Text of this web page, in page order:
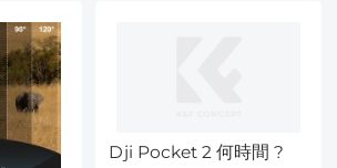
Dji Pocket 2 何時間 ?